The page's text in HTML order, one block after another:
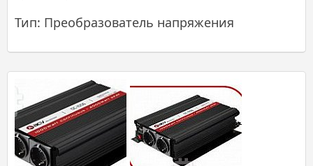
Тип: Преобразователь напряжения